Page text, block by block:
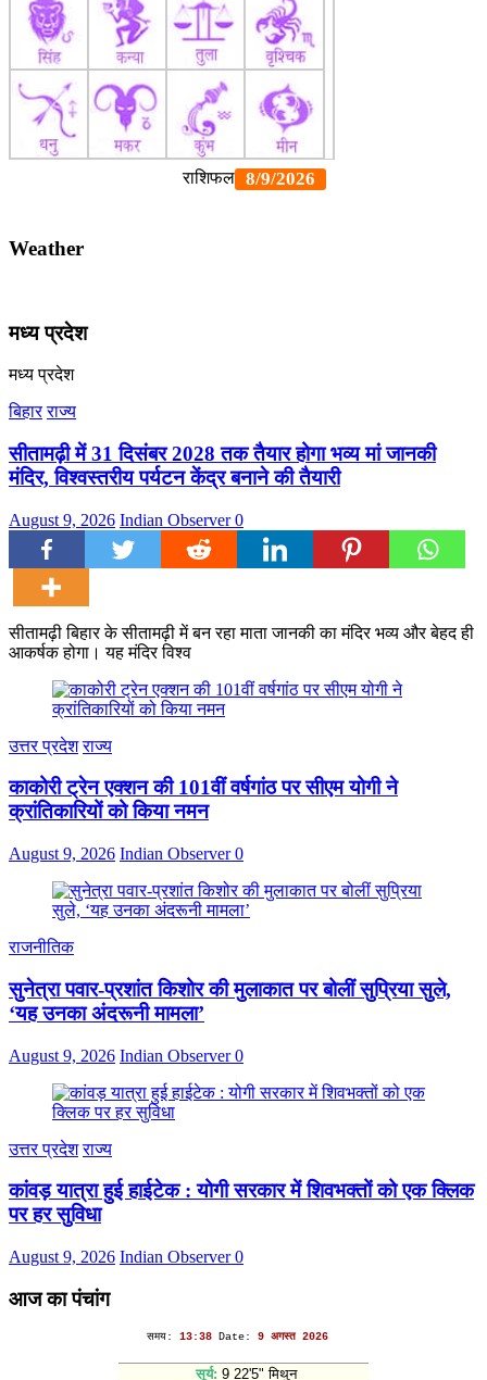
Weather
मध्य प्रदेश
मध्य प्रदेश
बिहार राज्य
सीतामढ़ी में 31 दिसंबर 2028 तक तैयार होगा भव्य मां जानकी
मंदिर, विश्वस्तरीय पर्यटन केंद्र बनाने की तैयारी
August 9, 2026 Indian Observer0
सीतामढ़ी बिहार के सीतामढ़ी में बन रहा माता जानकी का मंदिर भव्य और बेहद ही
आकर्षक होगा। यह मंदिर विश्व
उत्तर प्रदेश राज्य
काकोरी ट्रेन एक्शन की 101वीं वर्षगांठ पर सीएम योगी ने
क्रांतिकारियों को किया नमन
August 9, 2026 Indian Observer0
राजनीतिक
सुनेत्रा पवार-प्रशांत किशोर की मुलाकात पर बोलीं सुप्रिया सुले,
‘यह उनका अंदरूनी मामला’
August 9, 2026 Indian Observer0
उत्तर प्रदेश राज्य
कांवड़ यात्रा हुई हाईटेक : योगी सरकार में शिवभक्तों को एक क्लिक
पर हर सुविधा
August 9, 2026 Indian Observer0
आज का पंचांग